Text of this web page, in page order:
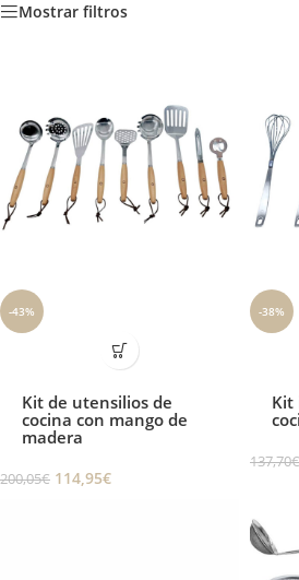
Mostrar filtros
-43%
Kit de utensilios de
cocina con mango de
madera
200,05€ 114,95€
-38%
Kit
137,70€